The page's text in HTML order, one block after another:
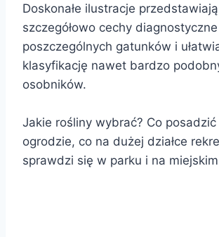
Doskonałe ilustracje przedstawiają
szczegółowo cechy diagnostyczne
poszczególnych gatunków i
klasyfikację nawet bardzo
osobników.
Jakie rośliny wybrać? Co posadzić
ogrodzie, co na dużej działce
sprawdzi się w parku i na